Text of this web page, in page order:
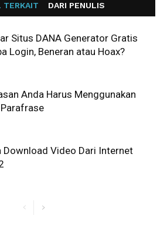
TERKAIT DARI PENULIS
Situs DANA Generator Gratis
Login, Beneran atau Hoax?
Anda Harus Menggunakan
Download Video Dari Internet